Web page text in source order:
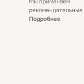
рекомендательные
Подробнее